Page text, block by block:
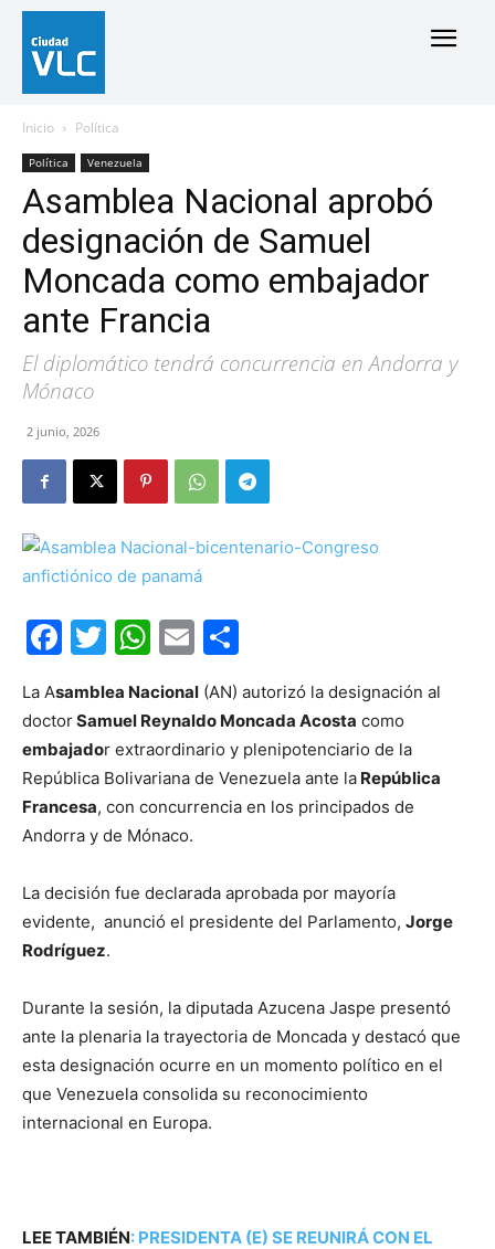
Inicio Política
Política Venezuela
Asamblea Nacional aprobó
designación de Samuel
Moncada como embajador
ante Francia
El diplomático tendrá concurrencia en Andorra y
Mónaco
2 junio, 2026
Facebook
Twitter
WhatsApp
Email
La Asamblea Nacional (AN) autorizó la designación al
doctorSamuel Reynaldo Moncada Acosta como
embajador extraordinario y plenipotenciario de la
República Bolivariana de Venezuela ante la República
Francesa, con concurrencia en los principados de
Andorra y de Mónaco.
La decisión fue declarada aprobada por mayoría
evidente, anunció el presidente del Parlamento, Jorge
Rodríguez.
Durante la sesión, la diputada Azucena Jaspe presentó
ante la plenaria la trayectoria de Moncada y destacó que
esta designación ocurre en un momento político en el
que Venezuela consolida su reconocimiento
internacional en Europa.
LEE TAMBIÉN: PRESIDENTA (E) SE REUNIRÁ CON EL